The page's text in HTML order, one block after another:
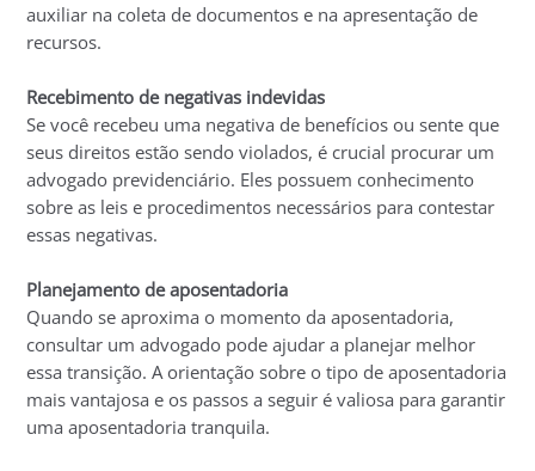
auxiliar na coleta de documentos e na apresentação de
recursos.
Recebimento de negativas indevidas
Se você recebeu uma negativa de benefícios ou sente que
seus direitos estão sendo violados, é crucial procurar um
advogado previdenciário. Eles possuem conhecimento
sobre as leis e procedimentos necessários para contestar
essas negativas.
Planejamento de aposentadoria
Quando se aproxima o momento da aposentadoria,
consultar um advogado pode ajudar a planejar melhor
essa transição. A orientação sobre o tipo de aposentadoria
mais vantajosa e os passos a seguir é valiosa para garantir
uma aposentadoria tranquila.